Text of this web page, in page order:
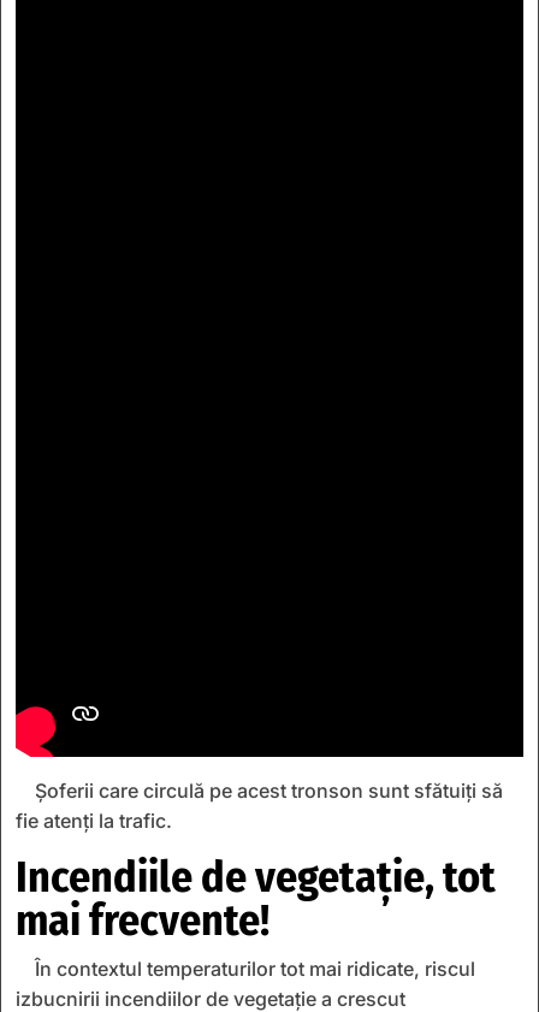
Șoferii care circulă pe acest tronson sunt sfătuiți să
fie atenți la trafic.
Incendiile de vegetație, tot
mai frecvente!
În contextul temperaturilor tot mai ridicate, riscul
izbucnirii incendiilor de vegetație a crescut